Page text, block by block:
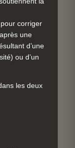
corriger
une
d’une
ou d’un
les deux